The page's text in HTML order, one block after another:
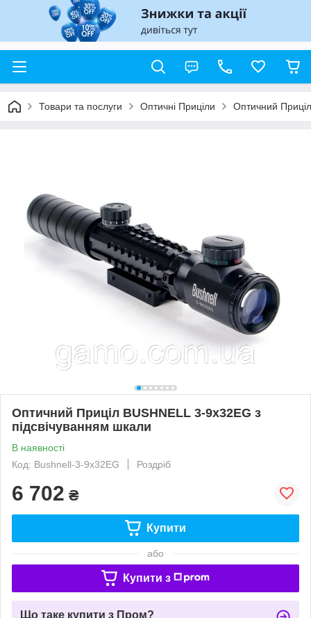
Товари та послуги Оптичні Приціли Оптичний
Оптичний Приціл BUSHNELL 3-9x32EG з
підсвічуванням шкали
В наявності
Код: Bushnell-3-9x32EG
Роздріб
6 702 ₴
Купити
або
Купити з
Що таке купити з Пром?